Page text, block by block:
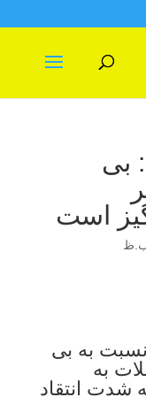
بی
است
به بی
به
شدت انتقاد